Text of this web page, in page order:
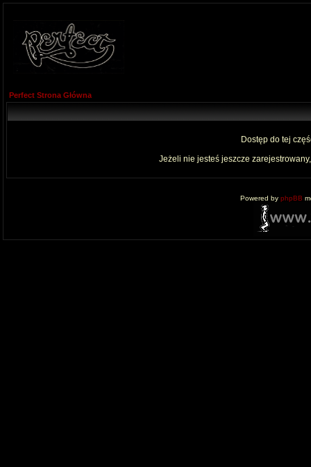
Perfect Strona Główna
Dostęp do tej
Jeżeli nie jesteś jeszcze
Powered by phpBB